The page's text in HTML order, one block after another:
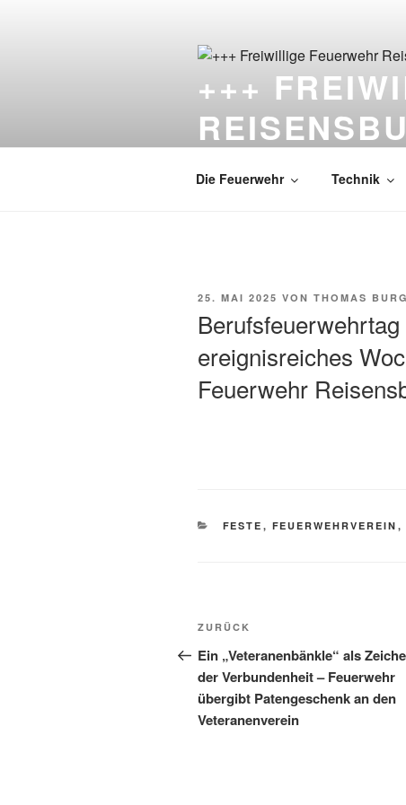
+++
Die Feuerwehr Technik
VERÖFFENTLICHT
25. MAI 2025 VON THOMAS
ereignisreiches
Feuerwehr
KATEGORIEN
FESTE , FEUERWEHRVEREIN ,
Beitragsnavigation
Vorheriger
Beitrag
ZURÜCK
Ein „Veteranenbänkle“ als
der Verbundenheit – Feuerwehr
übergibt Patengeschenk an den
Veteranenverein